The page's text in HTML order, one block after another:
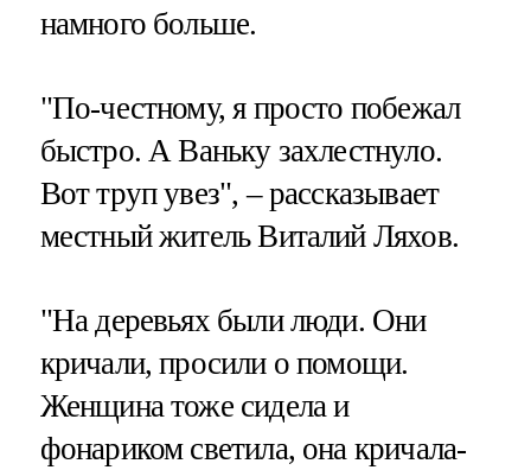
намного больше.
"По-честному, я просто побежал
быстро. А Ваньку захлестнуло.
Вот труп увез", – рассказывает
местный житель Виталий Ляхов.
"На деревьях были люди. Они
кричали, просили о помощи.
Женщина тоже сидела и
фонариком светила, она кричала-